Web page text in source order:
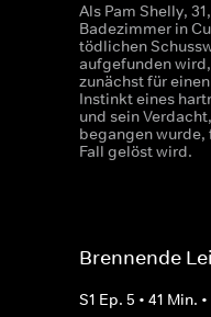
Als Pam Shelly,
Badezimmer in
tödlichen
aufgefunden
zunächst für
Instinkt eines
und sein
begangen wurde,
Fall gelöst wird.
Brennende
S1 Ep. 5 • 41 Min. •